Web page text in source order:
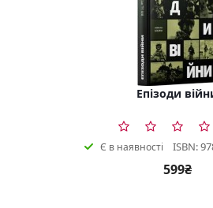
Епізоди
Є в наявності ISBN:
599₴